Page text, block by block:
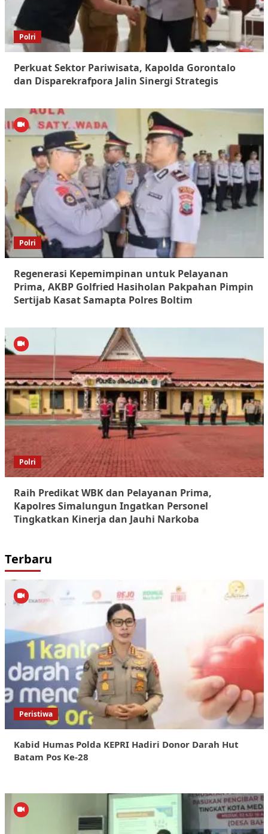
Polri
Perkuat Sektor Pariwisata, Kapolda Gorontalo
dan Disparekrafpora Jalin Sinergi Strategis
Polri
Regenerasi Kepemimpinan untuk Pelayanan
Prima, AKBP Golfried Hasiholan Pakpahan Pimpin
Sertijab Kasat Samapta Polres Boltim
Polri
Raih Predikat WBK dan Pelayanan Prima,
Kapolres Simalungun Ingatkan Personel
Tingkatkan Kinerja dan Jauhi Narkoba
Terbaru
Peristiwa
Kabid Humas Polda KEPRI Hadiri Donor Darah Hut
Batam Pos Ke-28